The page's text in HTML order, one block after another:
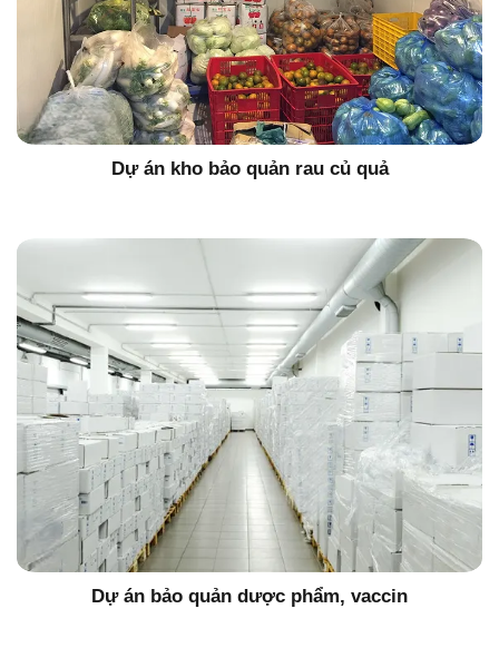
Dự án kho bảo quản rau củ quả
Dự án bảo quản dược phẩm, vaccin